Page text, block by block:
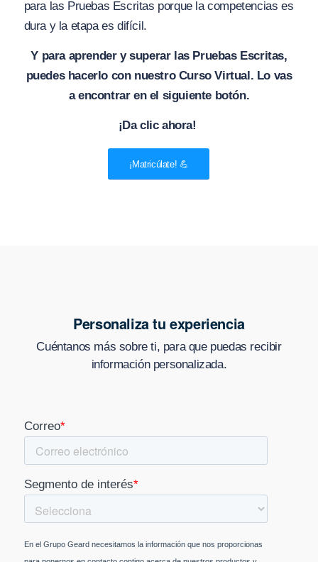
para las Pruebas Escritas porque la competencias es
dura y la etapa es difícil.
Y para aprender y superar las Pruebas Escritas,
puedes hacerlo con nuestro Curso Virtual. Lo vas
a encontrar en el siguiente botón.
¡Da clic ahora!
¡Matricúlate! 💪
Personaliza tu experiencia
Cuéntanos más sobre ti, para que puedas recibir
información personalizada.